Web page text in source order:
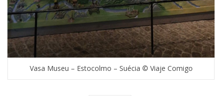
Vasa Museu – Estocolmo – Suécia © Viaje Comigo